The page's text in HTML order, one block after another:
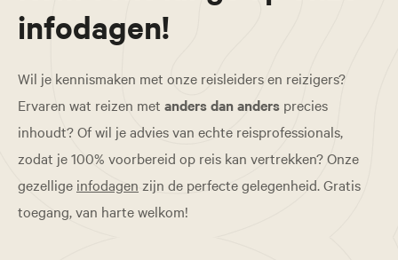
infodagen!
Wil je kennismaken met onze reisleiders en reizigers?
Ervaren wat reizen met anders dan anders precies
inhoudt? Of wil je advies van echte reisprofessionals,
zodat je 100% voorbereid op reis kan vertrekken? Onze
gezellige infodagen zijn de perfecte gelegenheid. Gratis
toegang, van harte welkom!